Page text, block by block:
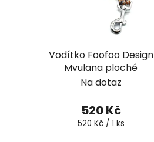
Vodítko Foofoo Design
Mvulana ploché
Na dotaz
520 Kč
Měrná
520 Kč / 1 ks